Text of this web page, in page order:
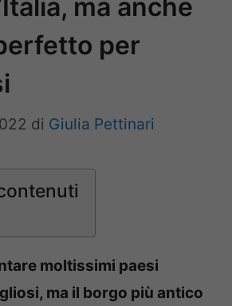
ma anche
per
di Giulia Pettinari
moltissimi paesi
ma il borgo più antico